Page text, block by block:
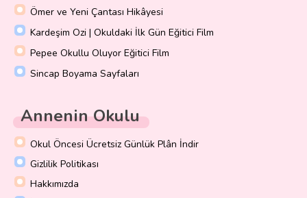
Ömer ve Yeni Çantası Hikâyesi
Kardeşim Ozi | Okuldaki İlk Gün Eğitici Film
Pepee Okullu Oluyor Eğitici Film
Sincap Boyama Sayfaları
Annenin Okulu
Okul Öncesi Ücretsiz Günlük Plân İndir
Gizlilik Politikası
Hakkımızda